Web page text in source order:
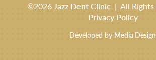
©2026 Jazz Dent Clinic | All Rights
Privacy Policy
Developed by Media Design